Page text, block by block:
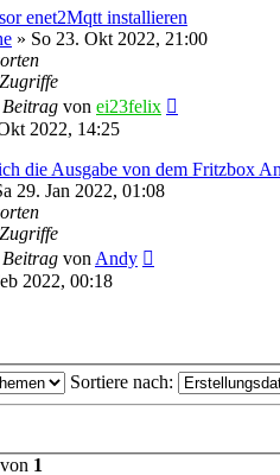
enet2Mqtt installieren
» So 23. Okt 2022, 21:00
Zugriffe
Beitrag von ei23felix
2022, 14:25
die Ausgabe von dem Fritzbox
29. Jan 2022, 01:08
Zugriffe
Beitrag von Andy
2022, 00:18
Sortiere nach:
von 1